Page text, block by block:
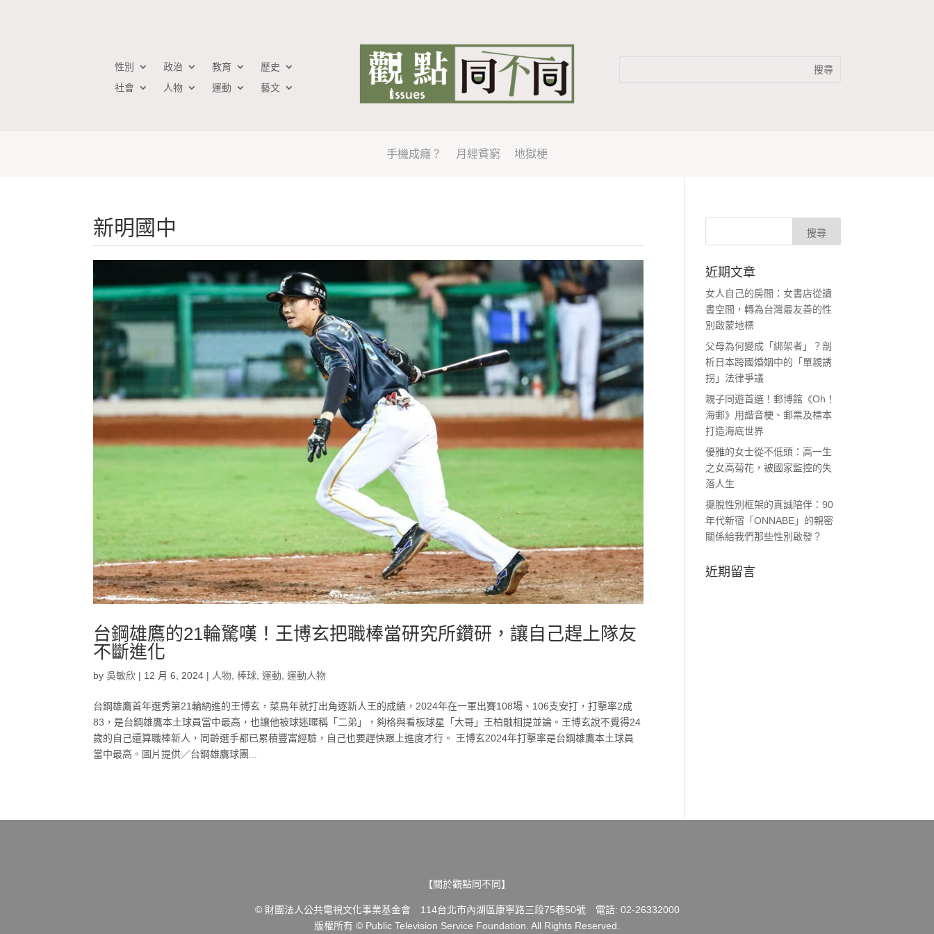
性別 政治 教育
歷史
社會
人物 運動 藝文
手機成癮？ 月經貧窮 地獄梗
新明國中
台鋼雄鷹的21輪驚嘆！王博玄把職棒當研究所鑽研，讓自己趕上隊友
不斷進化
by吳敏欣 | 12 月 6, 2024 | 人物 ,棒球 ,運動 ,運動人物
台鋼雄鷹首年選秀第21輪納進的王博玄，菜鳥年就打出角逐新人王的成績，2024年在一軍出賽108場、106支安打，打擊率2成
83，是台鋼雄鷹本土球員當中最高，也讓他被球迷暱稱「二弟」，夠格與看板球星「大哥」王柏融相提並論。王博玄說不覺得24
歲的自己還算職棒新人，同齡選手都已累積豐富經驗，自己也要趕快跟上進度才行。 王博玄2024年打擊率是台鋼雄鷹本土球員
當中最高。圖片提供／台鋼雄鷹球團...
近期文章
女人自己的房間：女書店從讀
書空間，轉為台灣最友善的性
別啟蒙地標
父母為何變成「綁架者」？剖
析日本跨國婚姻中的「單親誘
拐」法律爭議
親子同遊首選！郵博館《Oh！
海郵》用諧音梗、郵票及標本
打造海底世界
優雅的女士從不低頭：高一生
之女高菊花，被國家監控的失
落人生
擺脫性別框架的真誠陪伴：90
年代新宿「ONNABE」的親密
關係給我們那些性別啟發？
近期留言
【關於觀點同不同】
© 財團法人公共電視文化事業基金會 114台北市內湖區康寧路三段75巷50號 電話: 02-26332000
版權所有 © Public Television Service Foundation. All Rights Reserved.